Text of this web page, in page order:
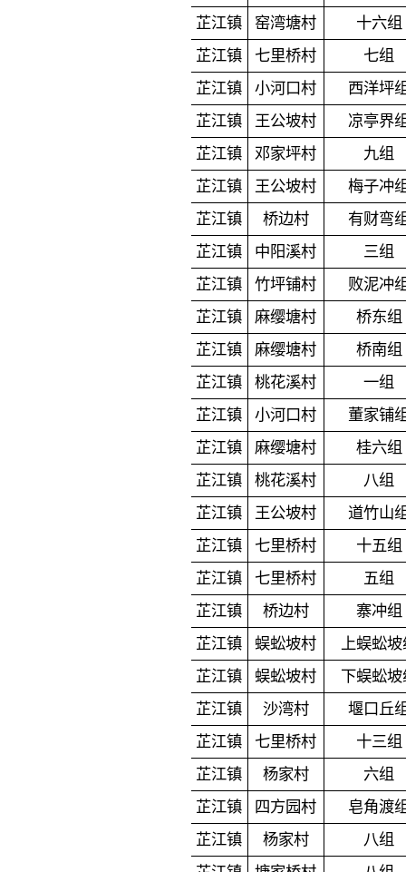
芷江镇
窑湾塘村
十六组
芷江镇
七里桥村
七组
芷江镇
小河口村
西洋坪
芷江镇
王公坡村
凉亭界
芷江镇
邓家坪村
九组
芷江镇
王公坡村
梅子冲
芷江镇
桥边村
有财弯
芷江镇
中阳溪村
三组
芷江镇
竹坪铺村
败泥冲
芷江镇
麻缨塘村
桥东组
芷江镇
麻缨塘村
桥南组
芷江镇
桃花溪村
一组
芷江镇
小河口村
董家铺
芷江镇
麻缨塘村
桂六组
芷江镇
桃花溪村
八组
芷江镇
王公坡村
道竹山
芷江镇
七里桥村
十五组
芷江镇
七里桥村
五组
芷江镇
桥边村
寨冲组
芷江镇
蜈蚣坡村
上蜈蚣坡
芷江镇
蜈蚣坡村
下蜈蚣坡
芷江镇
沙湾村
堰口丘
芷江镇
七里桥村
十三组
芷江镇
杨家村
六组
芷江镇
四方园村
皂角渡
芷江镇
杨家村
八组